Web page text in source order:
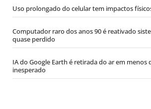
Uso prolongado do celular tem impactos
Computador raro dos anos 90 é reativado
quase perdido
IA do Google Earth é retirada do ar em menos
inesperado